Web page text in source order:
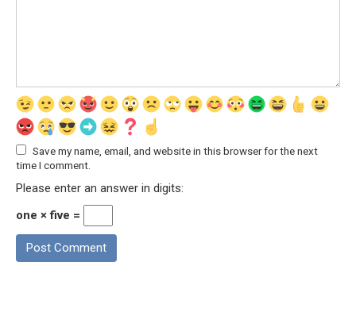
Save my name, email, and website in this browser for the next
time I comment.
Please enter an answer in digits:
one × five =